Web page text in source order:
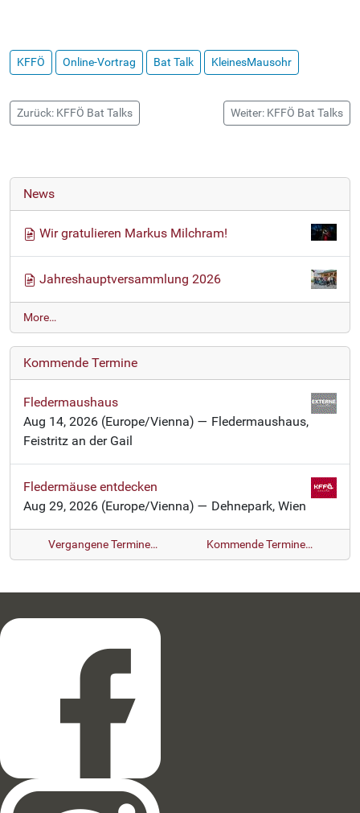
KFFÖ Online-Vortrag Bat Talk KleinesMausohr
Zurück: KFFÖ Bat Talks Weiter: KFFÖ Bat Talks
News
Wir gratulieren Markus Milchram!
Jahreshauptversammlung 2026
N
e
w
s
-
More…
Kommende Termine
Fledermaushaus
Aug 14, 2026 (Europe/Vienna) — Fledermaushaus,
Feistritz an der Gail
Fledermäuse entdecken
Aug 29, 2026 (Europe/Vienna) — Dehnepark, Wien
Vergangene Termine… Kommende Termine…